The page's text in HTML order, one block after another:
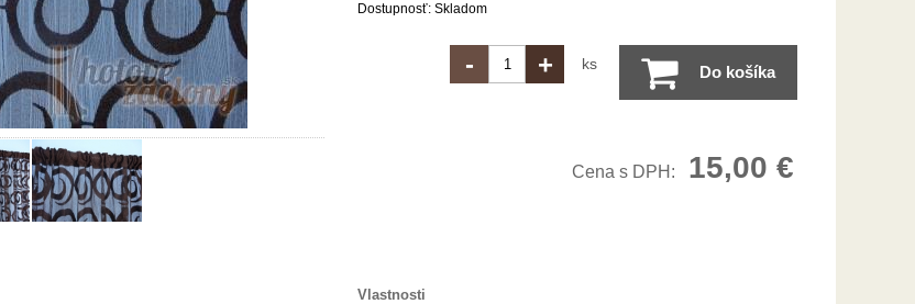
Dostupnosť: Skladom
- + ks Do košíka
Cena s DPH: 15,00 €
Vlastnosti